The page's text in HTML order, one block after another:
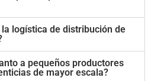
logística de distribución de
a pequeños productores
de mayor escala?